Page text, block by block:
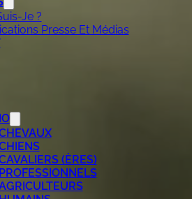
Je ?
Presse Et Médias
(ÈRES)